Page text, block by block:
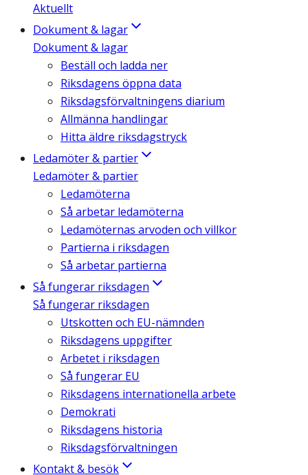
Aktuellt
Dokument & lagar
Dokument & lagar
Beställ och ladda ner
Riksdagens öppna data
Riksdagsförvaltningens diarium
Allmänna handlingar
Hitta äldre riksdagstryck
Ledamöter & partier
Ledamöter & partier
Ledamöterna
Så arbetar ledamöterna
Ledamöternas arvoden och villkor
Partierna i riksdagen
Så arbetar partierna
Så fungerar riksdagen
Så fungerar riksdagen
Utskotten och EU-nämnden
Riksdagens uppgifter
Arbetet i riksdagen
Så fungerar EU
Riksdagens internationella arbete
Demokrati
Riksdagens historia
Riksdagsförvaltningen
Kontakt & besök